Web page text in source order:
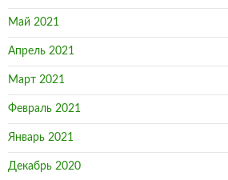
Май 2021
Апрель 2021
Март 2021
Февраль 2021
Январь 2021
Декабрь 2020